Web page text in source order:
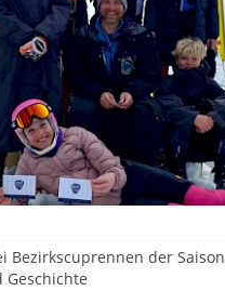
Bezirkscuprennen der Saison
Geschichte